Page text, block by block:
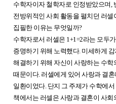
수학자이자 철학자로 인정받았으며,
전방위적인 사회 활동을 펼치던 러
집필한 이유는 무엇일까?
수학자로서 러셀은 1+1=2라는 모두
증명하기 위해 노력했다. 미세하게
해결하기 위해 자신이 사랑하는 수
때문이다. 러셀에게 있어 사랑과 결
일환이었다. 단지 그 주제가 수학에
책에서는 러셀은 사랑과 결혼이 사